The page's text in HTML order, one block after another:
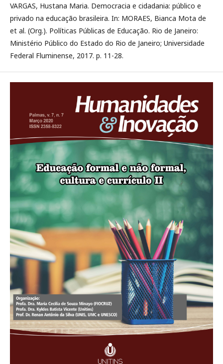
VARGAS, Hustana Maria. Democracia e cidadania: público e
privado na educação brasileira. In: MORAES, Bianca Mota de
et al. (Org.). Políticas Públicas de Educação. Rio de Janeiro:
Ministério Público do Estado do Rio de Janeiro; Universidade
Federal Fluminense, 2017. p. 11-28.